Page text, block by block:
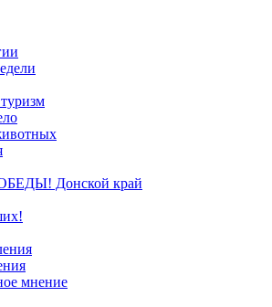
Донской край
мнение